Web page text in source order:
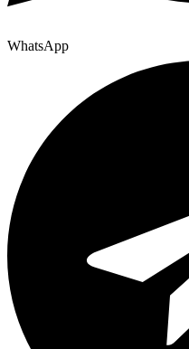
WhatsApp